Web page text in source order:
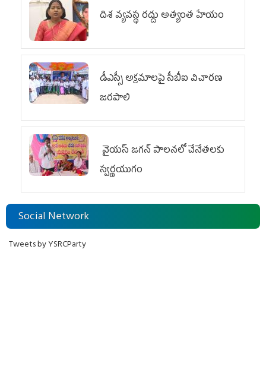
దిశ వ్యవస్థ రద్దు అత్యంత హేయం
డీఎస్సీ అక్రమాలపై సీబీఐ విచారణ
జరపాలి
వైయ‌స్ జగన్ పాలనలో చేనేతలకు
స్వర్ణయుగం
Social Network
Tweets by YSRCParty